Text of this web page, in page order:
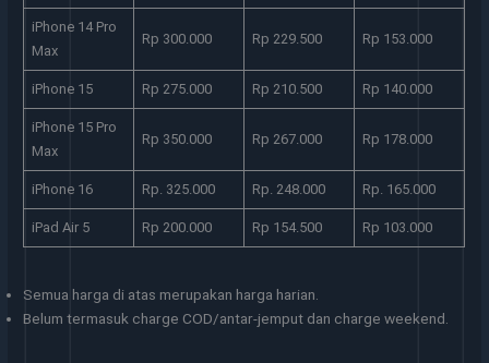
iPhone 14 Pro
Max
Rp 300.000 Rp 229.500 Rp 153.000
iPhone 15 Rp 275.000 Rp 210.500 Rp 140.000
iPhone 15 Pro
Max
Rp 350.000 Rp 267.000 Rp 178.000
iPhone 16 Rp. 325.000 Rp. 248.000 Rp. 165.000
iPad Air 5 Rp 200.000 Rp 154.500 Rp 103.000
Semua harga di atas merupakan harga harian.
Belum termasuk charge COD/antar-jemput dan charge weekend.